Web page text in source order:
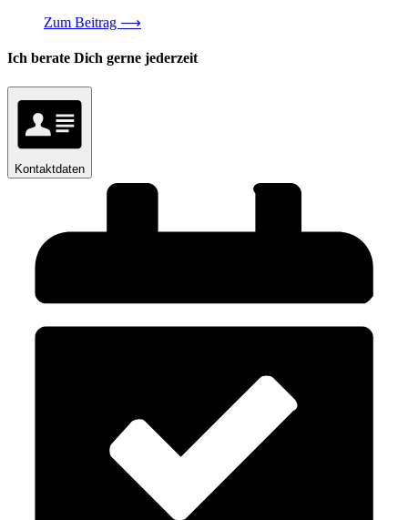
Zum Beitrag ⟶
Ich berate Dich gerne jederzeit
Kontaktdaten